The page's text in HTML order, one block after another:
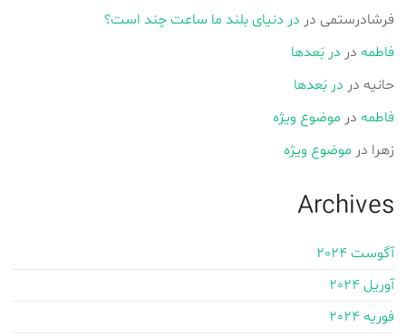
فرشادرستمی در در دنیای بلند ما ساعت چند است؟
فاطمه در در بَعدها
حانیه در در بَعدها
فاطمه در موضوع ویژه
زهرا در موضوع ویژه
Archives
آگوست 2024
آوریل 2024
فوریه 2024